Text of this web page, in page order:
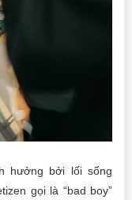
hưởng bởi lối sống
gọi là “bad boy”